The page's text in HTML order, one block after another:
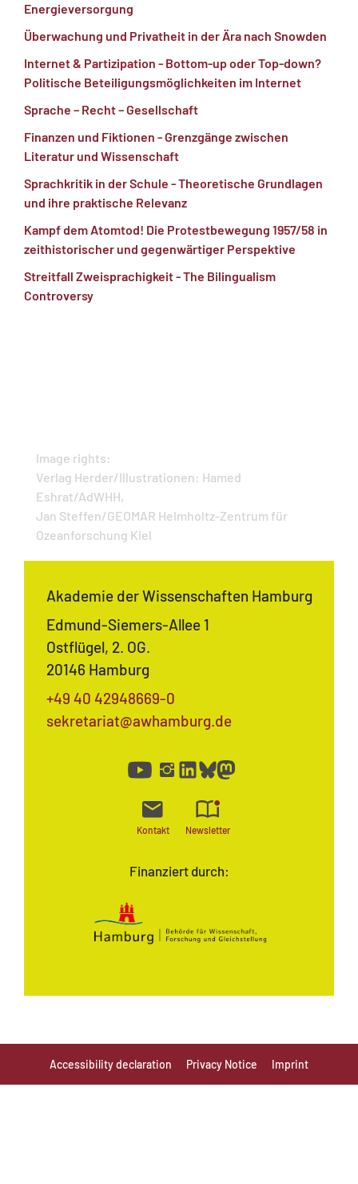
Energieversorgung
Überwachung und Privatheit in der Ära nach Snowden
Internet & Partizipation - Bottom-up oder Top-down?
Politische Beteiligungsmöglichkeiten im Internet
Sprache – Recht – Gesellschaft
Finanzen und Fiktionen - Grenzgänge zwischen
Literatur und Wissenschaft
Sprachkritik in der Schule - Theoretische Grundlagen
und ihre praktische Relevanz
Kampf dem Atomtod! Die Protestbewegung 1957/58 in
zeithistorischer und gegenwärtiger Perspektive
Streitfall Zweisprachigkeit - The Bilingualism
Controversy
Image rights:
Verlag Herder/Illustrationen: Hamed
Eshrat/AdWHH,
Jan Steffen/GEOMAR Helmholtz-Zentrum für
Ozeanforschung Kiel
Finanziert durch:
Akademie der Wissenschaften Hamburg
Edmund-Siemers-Allee 1
Ostflügel, 2. OG.
20146 Hamburg
+49 40 42948669-0
sekretariat@awhamburg.de
Kontakt Newsletter
Accessibility declaration Privacy Notice Imprint